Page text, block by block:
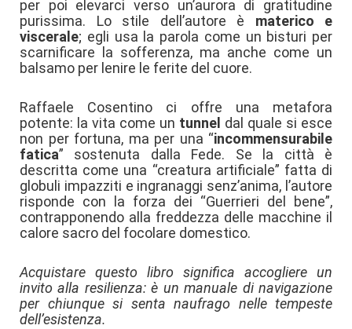
per poi elevarci verso un’aurora di gratitudine
purissima. Lo stile dell’autore è materico e
viscerale; egli usa la parola come un bisturi per
scarnificare la sofferenza, ma anche come un
balsamo per lenire le ferite del cuore.
Raffaele Cosentino ci offre una metafora
potente: la vita come un tunnel dal quale si esce
non per fortuna, ma per una “incommensurabile
fatica” sostenuta dalla Fede. Se la città è
descritta come una “creatura artificiale” fatta di
globuli impazziti e ingranaggi senz’anima, l’autore
risponde con la forza dei “Guerrieri del bene”,
contrapponendo alla freddezza delle macchine il
calore sacro del focolare domestico.
Acquistare questo libro significa accogliere un
invito alla resilienza: è un manuale di navigazione
per chiunque si senta naufrago nelle tempeste
dell’esistenza.